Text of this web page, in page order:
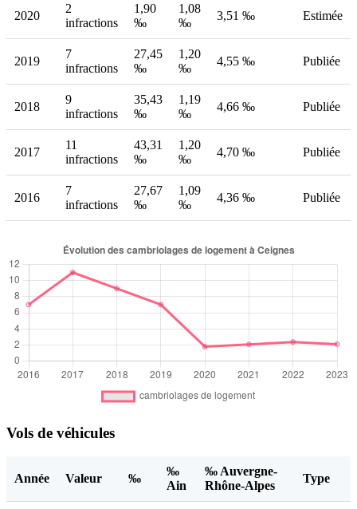
2020
2
infractions
1,90
‰
1,08
‰
3,51 ‰ Estimée
2019
7
infractions
27,45
‰
1,20
‰
4,55 ‰ Publiée
2018
9
infractions
35,43
‰
1,19
‰
4,66 ‰ Publiée
2017
11
infractions
43,31
‰
1,20
‰
4,70 ‰ Publiée
2016
7
infractions
27,67
‰
1,09
‰
4,36 ‰ Publiée
Vols de véhicules
Année Valeur ‰
‰
Ain
‰ Auvergne-
Rhône-Alpes
Type